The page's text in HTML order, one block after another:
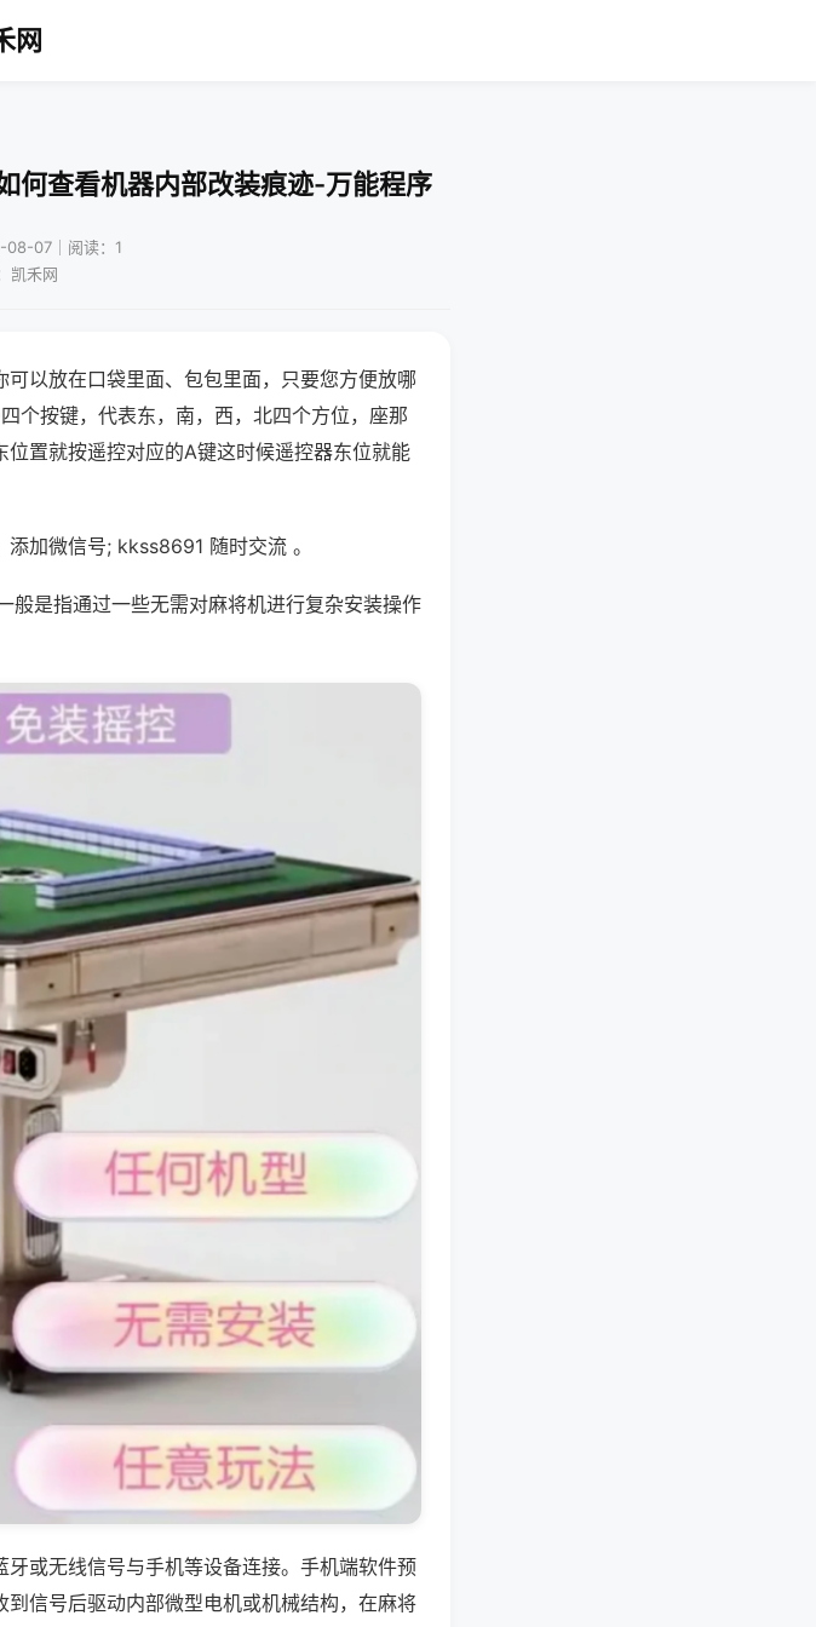
网
何查看机器内部改装痕迹-万能程序
08-07｜阅读：1
凯禾网
以放在口袋里面、包包里面，只要您方便放哪
个按键，代表东，南，西，北四个方位，座那
置就按遥控对应的A键这时候遥控器东位就能
加微信号; kkss8691 随时交流 。
般是指通过一些无需对麻将机进行复杂安装操作
或无线信号与手机等设备连接。手机端软件预
信号后驱动内部微型电机或机械结构，在麻将